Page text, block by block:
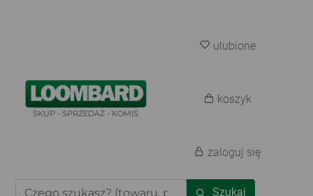
SKUP - SPRZEDAŻ - KOMIS
Szukaj
ulubione
koszyk
zaloguj się